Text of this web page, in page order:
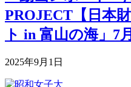
PROJECT【日本
ト in 富山の海」7
2025年9月1日